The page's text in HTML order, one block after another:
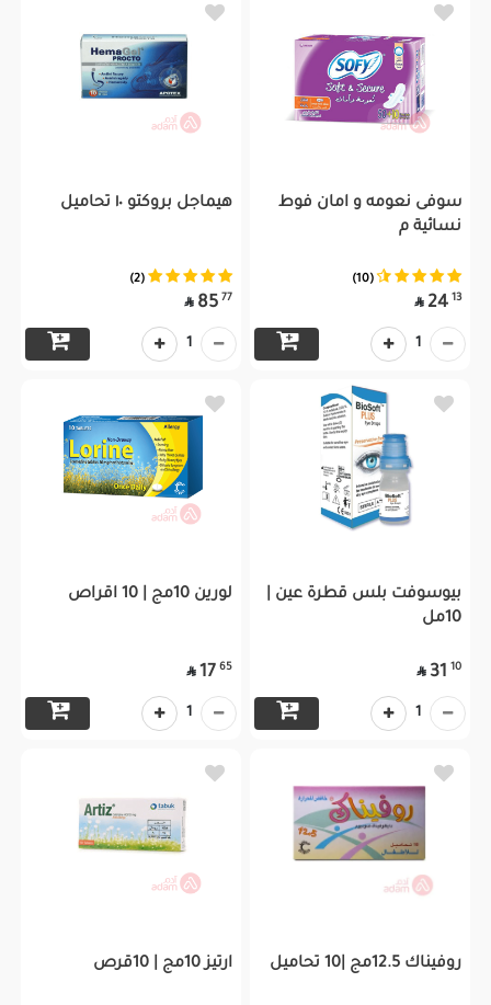
سوفى نعومه و امان فوط
نسائية م
(10)
13
24

1
هيماجل بروكتو ١٠ تحاميل
(2)
77
85

1
بيوسوفت بلس قطرة عين |
10مل
10
31

1
لورين 10مج | 10 اقراص
65
17

1
روفيناك 12.5مج |10 تحاميل ارتيز 10مج | 10قرص